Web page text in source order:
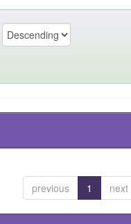
previous 1 next